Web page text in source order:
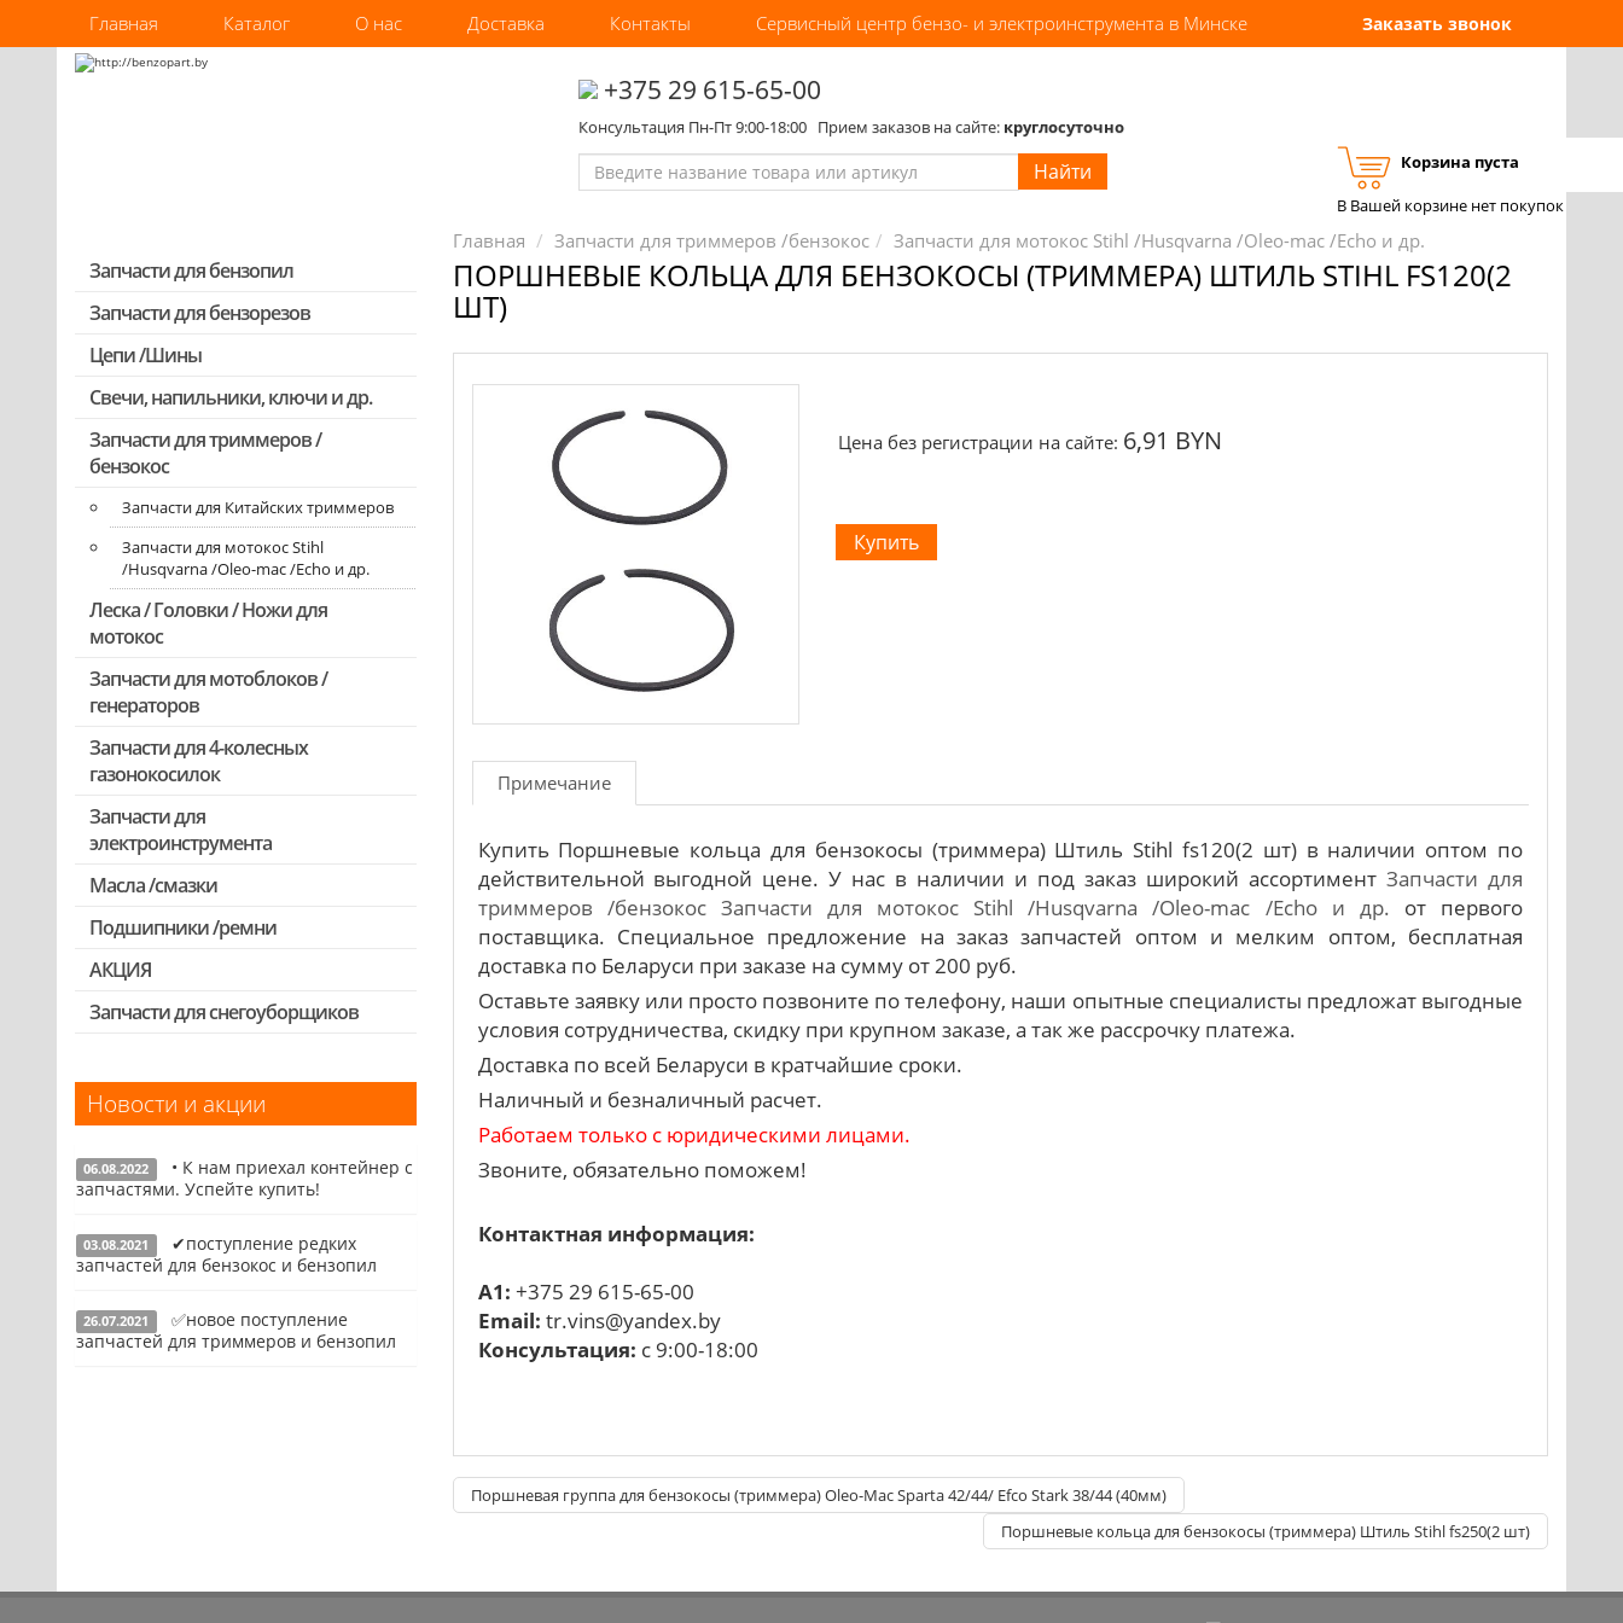
Заказать звонок
Главная Каталог О нас Доставка Контакты Сервисный центр бензо- и электроинструмента в Минске
‎+375 29 615-65-00
Консультация Пн-Пт 9:00-18:00 Прием заказов на сайте: круглосуточно
Корзина пуста
В Вашей корзине нет покупок
Найти Вход Регистрация
Запчасти для бензопил
Запчасти для бензопил Stihl
Запчасти для бензопил Husqvarna,
Запчасти для Китайских бензопил
Запчасти для бензопил Oleo-mac,
Echo и др.
Запчасти для бензорезов
Цепи /Шины
Свечи, напильники, ключи и др.
Запчасти для триммеров /
бензокос
Запчасти для Китайских триммеров
Запчасти для мотокос Stihl
/Husqvarna /Oleo-mac /Echo и др.
Леска / Головки / Ножи для
мотокос
Запчасти для мотоблоков /
генераторов
Запчасти для 4-колесных
газонокосилок
Запчасти для
электроинструмента
Двигатели, редукторы для
Патроны для шуруповертов /
перфораторов
Выключатели, переключатели
Запчасти для УШМ (болгарок)
другие
Якоря, статоры
Щётки, щёточные узлы
Масла /смазки
Подшипники /ремни
АКЦИЯ
Скидка 50%
Запчасти для снегоуборщиков
Новости и акции
06.08.2022
• К нам приехал контейнер с
запчастями. Успейте купить!
Подробнее
03.08.2021
✔поступление редких
запчастей для бензокос и бензопил
Подробнее
26.07.2021
✅новое поступление
запчастей для триммеров и бензопил
Главная Запчасти для триммеров /бензокос Запчасти для мотокос Stihl /Husqvarna /Oleo-mac /Echo и др.
ПОРШНЕВЫЕ КОЛЬЦА ДЛЯ БЕНЗОКОСЫ (ТРИММЕРА) ШТИЛЬ STIHL FS120(2
ШТ)
Цена без регистрации на сайте: 6,91 BYN
Примечание
Купить Поршневые кольца для бензокосы (триммера) Штиль Stihl fs120(2 шт) в наличии оптом по
действительной выгодной цене. У нас в наличии и под заказ широкий ассортиментЗапчасти для
триммеров /бензокос Запчасти для мотокос Stihl /Husqvarna /Oleo-mac /Echo и др. от первого
поставщика. Специальное предложение на заказ запчастей оптом и мелким оптом, бесплатная
доставка по Беларуси при заказе на сумму от 200 руб.
Оставьте заявку или просто позвоните по телефону, наши опытные специалисты предложат выгодные
условия сотрудничества, скидку при крупном заказе, а так же рассрочку платежа.
Доставка по всей Беларуси в кратчайшие сроки.
Наличный и безналичный расчет.
Работаем только с юридическими лицами.
Звоните, обязательно поможем!
Контактная информация:
A1: +375 29 615-65-00
Email: tr.vins@yandex.by
Консультация: с 9:00-18:00
Поршневая группа для бензокосы (триммера) Oleo-Mac Sparta 42/44/ Efco Stark 38/44 (40мм)
Поршневые кольца для бензокосы (триммера) Штиль Stihl fs250(2 шт)